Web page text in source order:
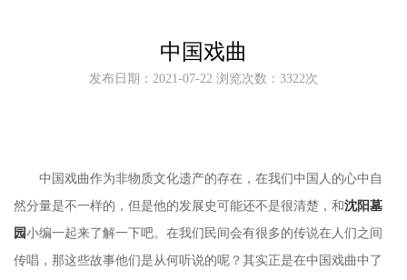
中国戏曲
发布日期：2021-07-22 浏览次数：3322次
中国戏曲作为非物质文化遗产的存在，在我们中国人的心中自
然分量是不一样的，但是他的发展史可能还不是很清楚，和沈阳墓
园小编一起来了解一下吧。在我们民间会有很多的传说在人们之间
传唱，那这些故事他们是从何听说的呢？其实正是在中国戏曲中了